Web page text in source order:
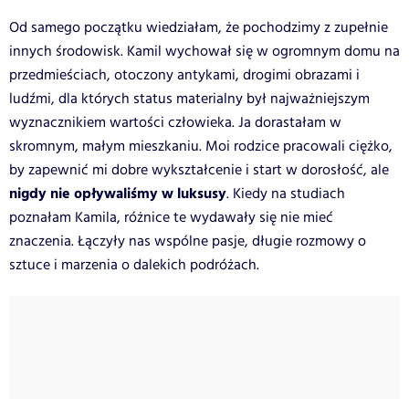
Od samego początku wiedziałam, że pochodzimy z zupełnie
innych środowisk. Kamil wychował się w ogromnym domu na
przedmieściach, otoczony antykami, drogimi obrazami i
ludźmi, dla których status materialny był najważniejszym
wyznacznikiem wartości człowieka. Ja dorastałam w
skromnym, małym mieszkaniu. Moi rodzice pracowali ciężko,
by zapewnić mi dobre wykształcenie i start w dorosłość, ale
nigdy nie opływaliśmy w luksusy. Kiedy na studiach
poznałam Kamila, różnice te wydawały się nie mieć
znaczenia. Łączyły nas wspólne pasje, długie rozmowy o
sztuce i marzenia o dalekich podróżach.